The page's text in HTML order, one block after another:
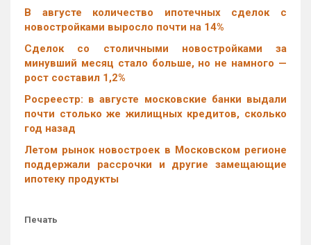
В августе количество ипотечных сделок с
новостройками выросло почти на 14%
Cделок со столичными новостройками за
минувший месяц стало больше, но не намного —
рост составил 1,2%
Росреестр: в августе московские банки выдали
почти столько же жилищных кредитов, сколько
год назад
Летом рынок новостроек в Московском регионе
поддержали рассрочки и другие замещающие
ипотеку продукты
Печать